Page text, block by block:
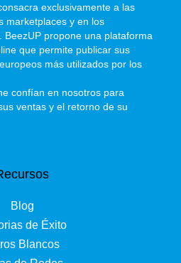
exclusivamente a las
marketplaces y en los
propone una plataforma
que permite publicar sus
más utilizados por los
confían en nosotros para
ventas y el retorno de su
Blog
de Éxito
Blancos